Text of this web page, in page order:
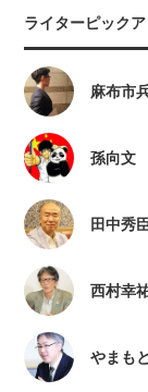
ライターピック
麻布市
孫向文
田中秀
西村幸
やまも